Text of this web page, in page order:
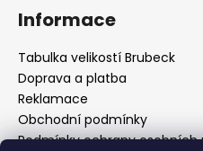
Informace
Tabulka velikostí Brubeck
Doprava a platba
Reklamace
Obchodní podmínky
Podmínky ochrany osobních